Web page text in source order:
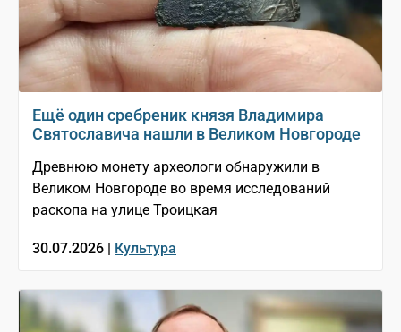
Ещё один сребреник князя Владимира
Святославича нашли в Великом Новгороде
Древнюю монету археологи обнаружили в
Великом Новгороде во время исследований
раскопа на улице Троицкая
30.07.2026 | Культура